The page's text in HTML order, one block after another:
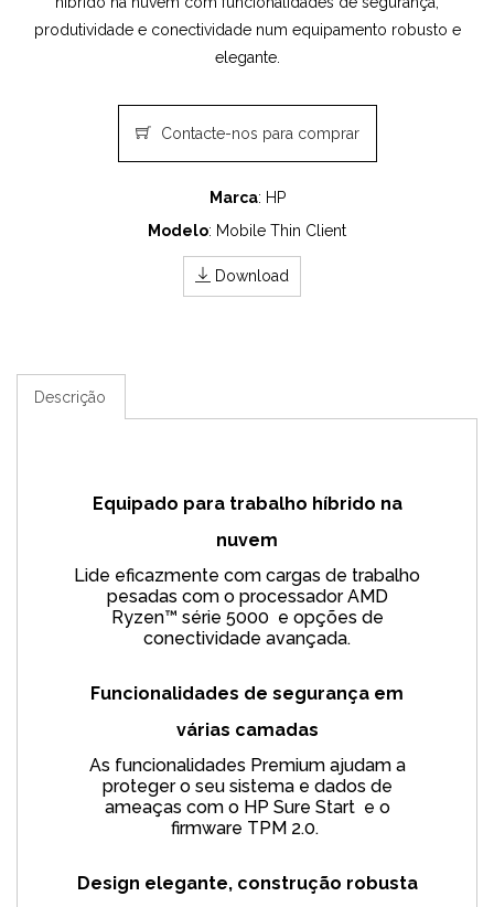
produtividade e conectividade num equipamento robusto e
elegante.
Contacte-nos para comprar
Marca: HP
Modelo: Mobile Thin Client
Download
Descrição
Equipado para trabalho híbrido na
nuvem
Lide eficazmente com cargas de trabalho
pesadas com o processador AMD
Ryzen™ série 5000 e opções de
conectividade avançada.
Funcionalidades de segurança em
várias camadas
As funcionalidades Premium ajudam a
proteger o seu sistema e dados de
ameaças com o HP Sure Start e o
firmware TPM 2.0.
Design elegante, construção robusta